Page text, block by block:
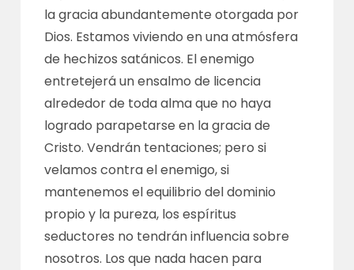
la gracia abundantemente otorgada por
Dios. Estamos viviendo en una atmósfera
de hechizos satánicos. El enemigo
entretejerá un ensalmo de licencia
alrededor de toda alma que no haya
logrado parapetarse en la gracia de
Cristo. Vendrán tentaciones; pero si
velamos contra el enemigo, si
mantenemos el equilibrio del dominio
propio y la pureza, los espíritus
seductores no tendrán influencia sobre
nosotros. Los que nada hacen para